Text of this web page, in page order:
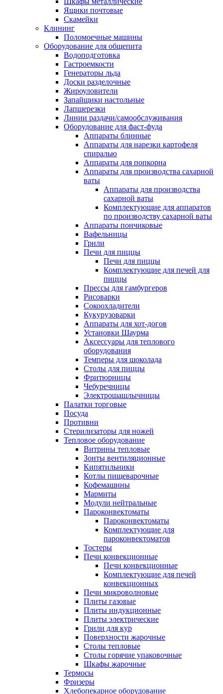
Ящики почтовые
Скамейки
Клининг
Поломоечные машины
Оборудование для общепита
Водоподготовка
Гастроемкости
Генераторы льда
Доски разделочные
Жироуловители
Запайщики настольные
Лапшерезки
Линии раздачи/самообслуживания
Оборудование для фаст-фуда
Аппараты блинные
Аппараты для нарезки картофеля
спиралью
Аппараты для попкорна
Аппараты для производства сахарной
ваты
Аппараты для производства
сахарной ваты
Комплектующие для аппаратов
по производству сахарной ваты
Аппараты пончиковые
Вафельницы
Грили
Печи для пиццы
Печи для пиццы
Комплектующие для печей для
пиццы
Прессы для гамбургеров
Рисоварки
Сокоохладители
Кукурузоварки
Аппараты для хот-догов
Установки Шаурма
Аксессуары для теплового
оборудования
Темперы для шоколада
Столы для пиццы
Фритюрницы
Чебуречницы
Электрошашлычницы
Палатки торговые
Посуда
Противни
Стерилизаторы для ножей
Тепловое оборудование
Витрины тепловые
Зонты вентиляционные
Кипятильники
Котлы пищеварочные
Кофемашины
Мармиты
Модули нейтральные
Пароконвектоматы
Пароконвектоматы
Комплектующие для
пароконвектоматов
Тостеры
Печи конвекционные
Печи конвекционные
Комплектующие для печей
конвекционных
Печи микроволновые
Плиты газовые
Плиты индукционные
Плиты электрические
Грили для кур
Поверхности жарочные
Столы тепловые
Столы горячие упаковочные
Шкафы жарочные
Термосы
Фризеры
Хлебопекарное оборудование